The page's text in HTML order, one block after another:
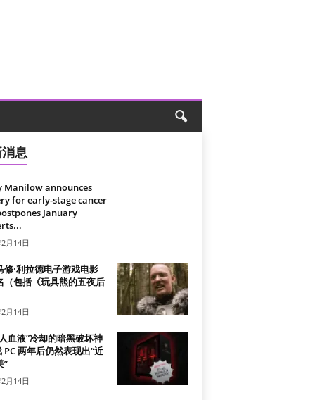
息
Manilow announces
for early-stage cancer
January
月14日
修·利拉德电子游戏电影
（包括《玩具熊的五夜后
月14日
血液”冷却的暗黑破坏神
PC 两年后仍然表现出“近
”
月14日